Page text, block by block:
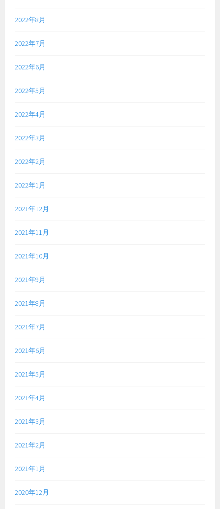
2022年8月
2022年7月
2022年6月
2022年5月
2022年4月
2022年3月
2022年2月
2022年1月
2021年12月
2021年11月
2021年10月
2021年9月
2021年8月
2021年7月
2021年6月
2021年5月
2021年4月
2021年3月
2021年2月
2021年1月
2020年12月